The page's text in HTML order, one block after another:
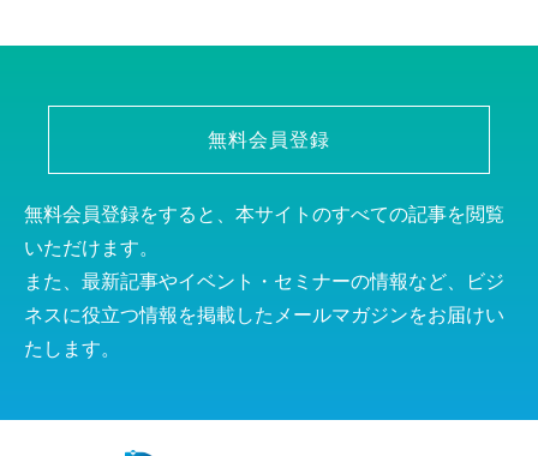
無料会員登録
無料会員登録をすると、本サイトのすべての記事を閲覧
いただけます。
また、最新記事やイベント・セミナーの情報など、ビジ
ネスに役立つ情報を掲載したメールマガジンをお届けい
たします。